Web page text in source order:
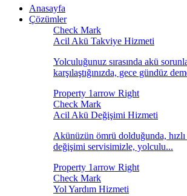
Anasayfa
Çözümler
Acil Akü Takviye Hizmeti
Yolculuğunuz sırasında akü
karşılaştığınızda, gece gündüz
Acil Akü Değişimi Hizmeti
Akünüzün ömrü dolduğunda,
değişimi servisimizle, yolculu...
Yol Yardım Hizmeti